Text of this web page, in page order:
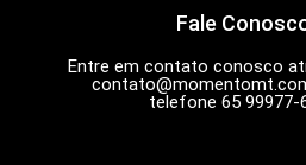
Fale
Entre em contato conosco
telefone 65 99977-